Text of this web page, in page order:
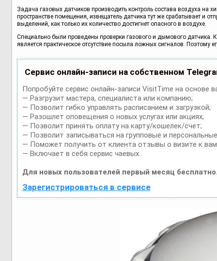
Задача газовых датчиков производить контроль состава воздуха на
пространстве помещения, извещатель датчика тут же срабатывает и
выделений, как только их количество достигнет опасного в воздухе.
Специально были проведены проверки газового и дымового
является практическое отсутствие посыла ложных сигналов. Поэтому
Сервис онлайн-записи на собственном
Попробуйте сервис онлайн-записи VisitTime на основе
— Разгрузит мастера, специалиста или компанию;
— Позволит гибко управлять расписанием и загрузкой;
— Разошлет оповещения о новых услугах или акциях;
— Позволит принять оплату на карту/кошелек/счет;
— Позволит записываться на групповые и
— Поможет получить от клиента отзывы о визите к
— Включает в себя сервис чаевых.
Для новых пользователей первый месяц
Зарегистрироваться в сервисе